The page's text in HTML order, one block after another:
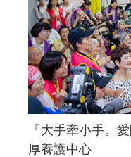
「大手牽小手。
厚養護中心